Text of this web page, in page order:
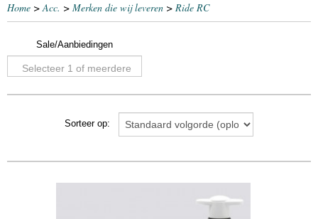
Home >Acc. > Merken die wij leveren > Ride RC
Sale/Aanbiedingen
Selecteer 1 of meerdere
Sorteer op: